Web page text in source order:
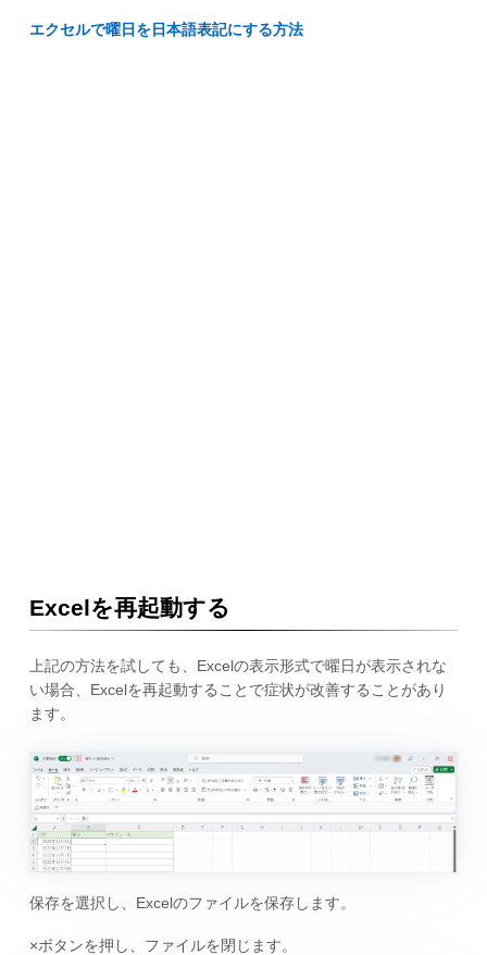
エクセルで曜日を日本語表記にする方法
Excelを再起動する
上記の方法を試しても、Excelの表示形式で曜日が表示されな
い場合、Excelを再起動することで症状が改善することがあり
ます。
保存を選択し、Excelのファイルを保存します。
×ボタンを押し、ファイルを閉じます。